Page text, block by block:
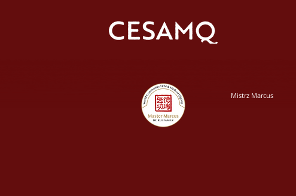
Mistrz Marcus